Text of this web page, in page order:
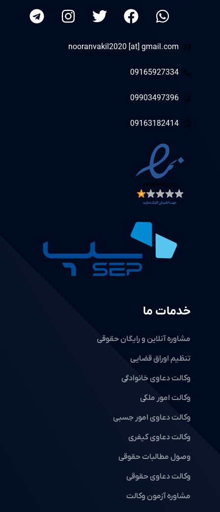
خدمات ما
مشاوره آنلاین و رایگان حقوقی
تنظیم اوراق قضایی
وکالت دعاوی خانوادگی
وکالت امور ملکی
وکالت دعاوی امور حِسبی
وکالت دعاوی کیفری
وصول مطالبات حقوقی
وکالت دعاوی حقوقی
مشاوره آزمون وکالت
nooranvakil2020 [at] gmail.com
09165927334
09903497396
09163182414